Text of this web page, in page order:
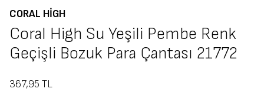
CORAL HIGH
Coral High Su Yeşili Pembe Renk
Geçişli Bozuk Para Çantası 21772
367,95 TL